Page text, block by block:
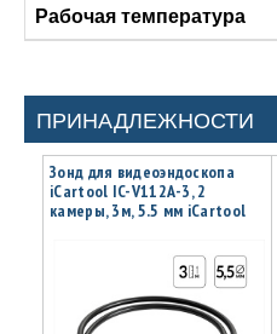
Рабочая температура
ПРИНАДЛЕЖНОСТИ
Зонд для видеоэндоскопа
iCartool IC-V112A-3, 2
камеры, 3м, 5.5 мм iCartool